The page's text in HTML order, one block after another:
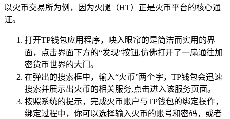
以火币交易所为例，因为火腿（HT）正是火币平台的核心通
证。
打开TP钱包应用程序，映入眼帘的是简洁而实用的界
面，点击界面下方的“发现”按钮,仿佛打开了一扇通往加
密货币世界的大门。
在弹出的搜索框中，输入“火币”两个字，TP钱包会迅速
搜索并展示出火币的相关服务,点击进入该服务页面。
按照系统的提示，完成火币账户与TP钱包的绑定操作，
绑定过程中，你可以选择输入火币的账号和密码，或者